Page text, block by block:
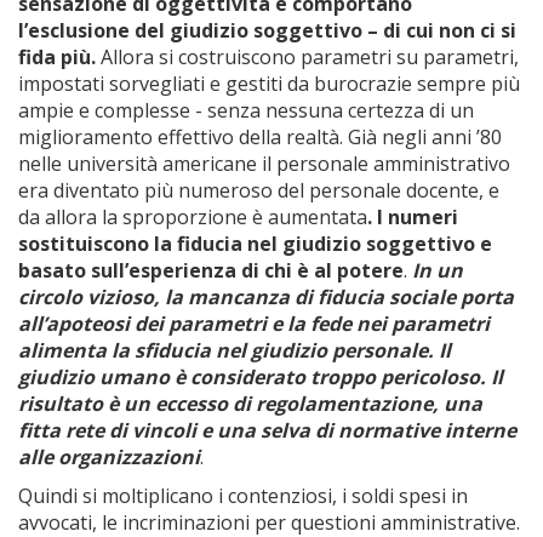
l’esclusione del giudizio soggettivo – di cui non ci si
fida più.Allora si costruiscono parametri su parametri,
impostati sorvegliati e gestiti da burocrazie sempre più
ampie e complesse - senza nessuna certezza di un
miglioramento effettivo della realtà. Già negli anni ’80
nelle università americane il personale amministrativo
era diventato più numeroso del personale docente, e
da allora la sproporzione è aumentata. I numeri
sostituiscono la fiducia nel giudizio soggettivo e
basato sull’esperienza di chi è al potere. In un
circolo vizioso, la mancanza di fiducia sociale porta
all’apoteosi dei parametri e la fede nei parametri
alimenta la sfiducia nel giudizio personale. Il
giudizio umano è considerato troppo pericoloso. Il
risultato è un eccesso di regolamentazione, una
fitta rete di vincoli e una selva di normative interne
alle organizzazioni.
Quindi si moltiplicano i contenziosi, i soldi spesi in
avvocati, le incriminazioni per questioni amministrative.